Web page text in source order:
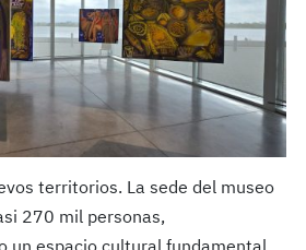
territorios. La sede del museo
270 mil personas,